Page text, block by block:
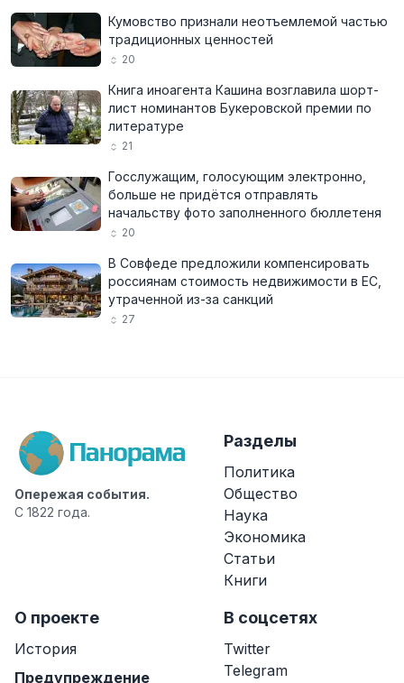
Кумовство признали неотъемлемой частью
традиционных ценностей
20
Книга иноагента Кашина возглавила шорт-
лист номинантов Букеровской премии по
литературе
21
Госслужащим, голосующим электронно,
больше не придётся отправлять
начальству фото заполненного бюллетеня
20
В Совфеде предложили компенсировать
россиянам стоимость недвижимости в ЕС,
утраченной из-за санкций
27
Опережая события.
С 1822 года.
Разделы
Политика
Общество
Наука
Экономика
Статьи
Книги
О проекте
История
Предупреждение
В соцсетях
Twitter
Telegram